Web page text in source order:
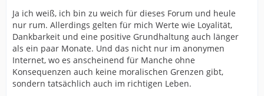
Ja ich weiß, ich bin zu weich für dieses Forum und heule
nur rum. Allerdings gelten für mich Werte wie Loyalität,
Dankbarkeit und eine positive Grundhaltung auch länger
als ein paar Monate. Und das nicht nur im anonymen
Internet, wo es anscheinend für Manche ohne
Konsequenzen auch keine moralischen Grenzen gibt,
sondern tatsächlich auch im richtigen Leben.